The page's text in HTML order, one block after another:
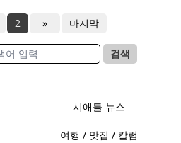
2 » 마지막
검색
시애틀 뉴스
여행 / 맛집 / 칼럼